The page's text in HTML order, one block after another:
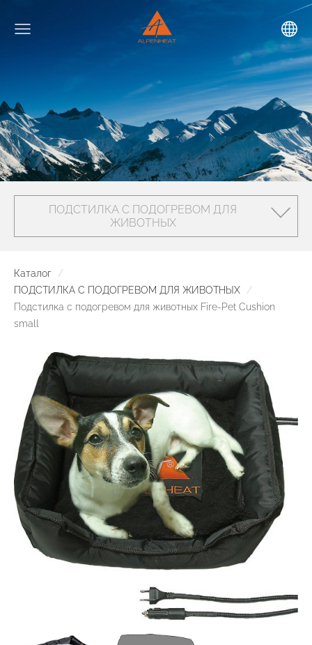
ПОДСТИЛКА С ПОДОГРЕВОМ ДЛЯ
ЖИВОТНЫХ
Каталог
ПОДСТИЛКА С ПОДОГРЕВОМ ДЛЯ ЖИВОТНЫХ
Подстилка с подогревом для животных Fire-Pet Cushion
small